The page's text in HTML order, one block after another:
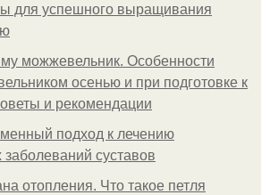
для успешного выращивания
можжевельник. Особенности
осенью и при подготовке к
и рекомендации
подход к лечению
суставов
отопления. Что такое петля